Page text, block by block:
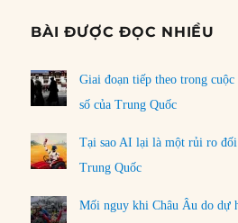
BÀI ĐƯỢC ĐỌC NHIỀU
Giai đoạn tiếp theo trong
số của Trung Quốc
Tại sao AI lại là một rủi ro
Trung Quốc
Mối nguy khi Châu Âu do dự